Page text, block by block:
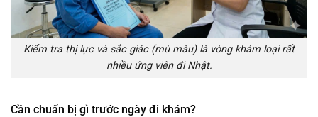
Kiểm tra thị lực và sắc giác (mù màu) là vòng khám loại rất
nhiều ứng viên đi Nhật.
Cần chuẩn bị gì trước ngày đi khám?